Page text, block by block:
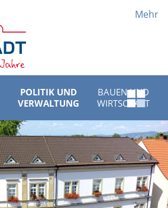
Mehr
POLITIK UND
VERWALTUNG
BAUEN UND
WIRTSCHAFT
Menü
öffnen